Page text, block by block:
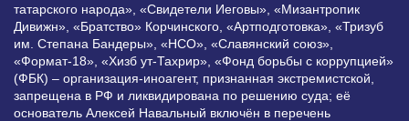
татарского народа», «Свидетели Иеговы», «Мизантропик
Дивижн», «Братство» Корчинского, «Артподготовка», «Тризуб
им. Степана Бандеры», «НСО», «Славянский союз»,
«Формат-18», «Хизб ут-Тахрир», «Фонд борьбы с коррупцией»
(ФБК) – организация-иноагент, признанная экстремистской,
запрещена в РФ и ликвидирована по решению суда; её
основатель Алексей Навальный включён в перечень